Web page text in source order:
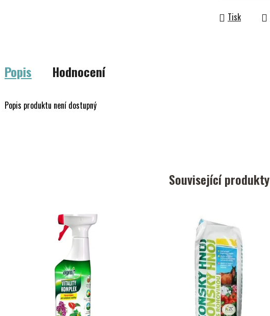
Tisk
Popis Hodnocení
Popis produktu není dostupný
Související produkty